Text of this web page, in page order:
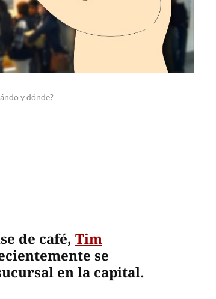
y dónde?
de café, Tim
se
en la capital.